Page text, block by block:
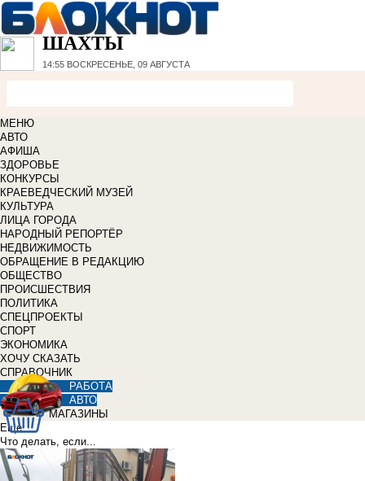
ШАХТЫ
14:55 ВОСКРЕСЕНЬЕ, 09 АВГУСТА
МЕНЮ
АВТО
АФИША
ЗДОРОВЬЕ
КОНКУРСЫ
КРАЕВЕДЧЕСКИЙ МУЗЕЙ
КУЛЬТУРА
ЛИЦА ГОРОДА
НАРОДНЫЙ РЕПОРТЁР
НЕДВИЖИМОСТЬ
ОБРАЩЕНИЕ В РЕДАКЦИЮ
ОБЩЕСТВО
ПРОИСШЕСТВИЯ
ПОЛИТИКА
СПЕЦПРОЕКТЫ
СПОРТ
ЭКОНОМИКА
ХОЧУ СКАЗАТЬ
СПРАВОЧНИК
РАБОТА
АВТО
МАГАЗИНЫ
Еще
Что делать, если...